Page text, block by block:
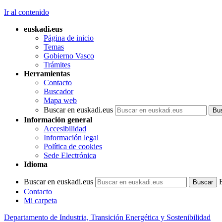
Ir al contenido
euskadi.eus
Página de inicio
Temas
Gobierno Vasco
Trámites
Herramientas
Contacto
Buscador
Mapa web
Buscar en euskadi.eus
Información general
Accesibilidad
Información legal
Política de cookies
Sede Electrónica
Idioma
Buscar en euskadi.eus
Contacto
Mi carpeta
Departamento de Industria, Transición Energética y Sostenibilidad